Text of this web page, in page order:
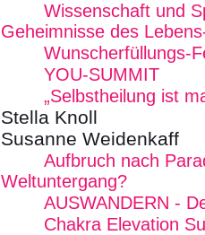
Wissenschaft und
Geheimnisse des
Wunscherfüllungs-
YOU-SUMMIT
„Selbstheilung ist
Stella Knoll
Susanne Weidenkaff
Aufbruch nach
Weltuntergang?
AUSWANDERN -
Chakra Elevation